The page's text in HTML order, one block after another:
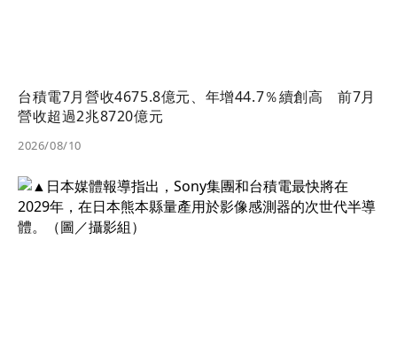
台積電7月營收4675.8億元、年增44.7％續創高 前7月
營收超過2兆8720億元
2026/08/10